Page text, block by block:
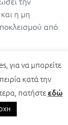
η μη
από
Επιτροπή
του
αξιολογεί
όπως
για να μπορείτε
κατά την
πατήστεεδώ